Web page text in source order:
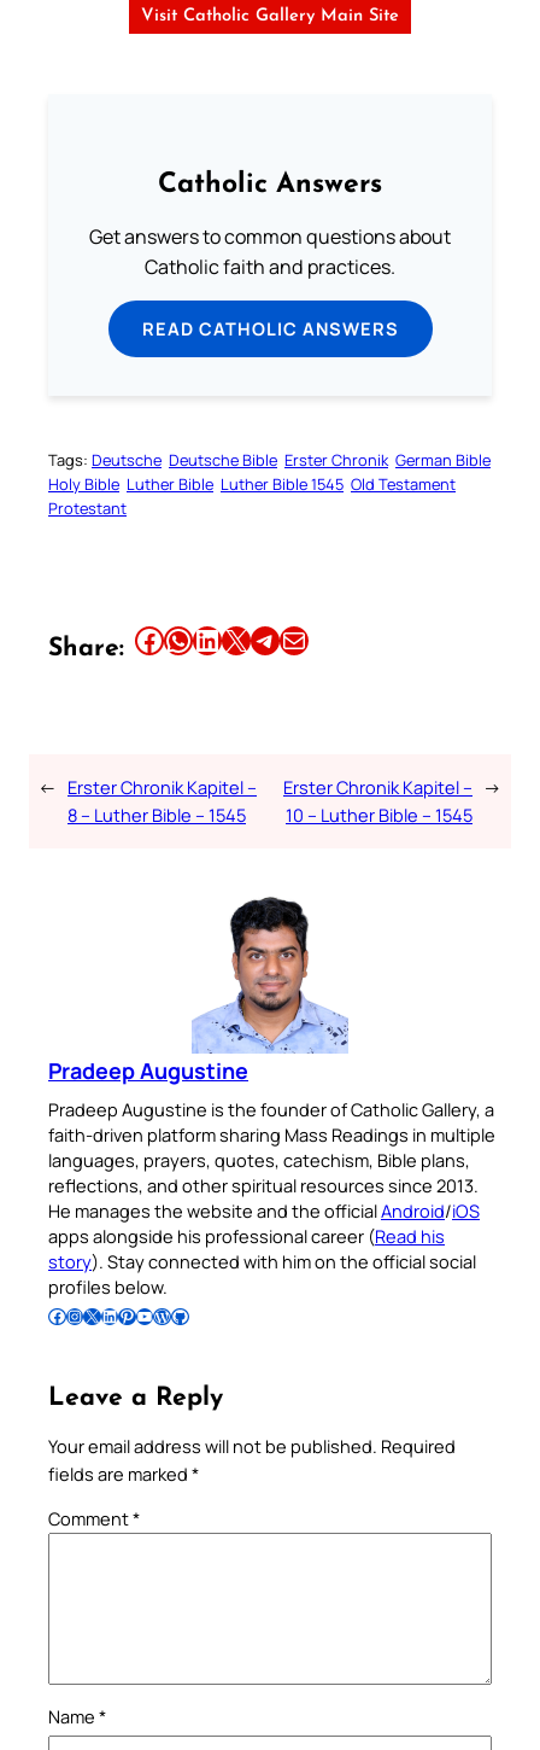
Visit Catholic Gallery Main Site
Catholic Answers
Get answers to common questions about
Catholic faith and practices.
READ CATHOLIC ANSWERS
Tags: Deutsche Deutsche Bible Erster Chronik German Bible
Holy Bible Luther Bible Luther Bible 1545 Old Testament
Protestant
Share: Share this article on Facebook Share this article on WhatsApp Share this article on LinkedIn Share this article on X Share this article on TelegramEmail this Article
← Erster Chronik Kapitel –
8 – Luther Bible – 1545
Erster Chronik Kapitel –
10 – Luther Bible – 1545
→
Pradeep Augustine
Pradeep Augustine is the founder of Catholic Gallery, a
faith-driven platform sharing Mass Readings in multiple
languages, prayers, quotes, catechism, Bible plans,
reflections, and other spiritual resources since 2013.
He manages the website and the officialAndroid/iOS
apps alongside his professional career (Read his
story). Stay connected with him on the official social
profiles below.
Follow Pradeep on Facebook Follow Pradeep on InstagramFollow Pradeep on X Follow Pradeep on LinkedIn Follow Pradeep on Pinterest Subscribe to Pradeep’s Youtube Channel Follow Pradeep on WordPress Follow Pradeep on GitHub
Leave a Reply
Your email address will not be published. Required
fields are marked *
Comment*
Name *